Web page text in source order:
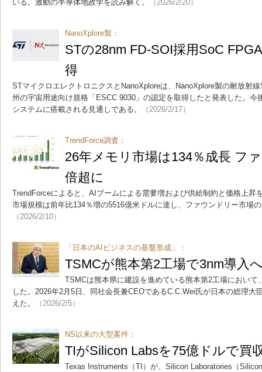
いる。激動の半導体地政学を読み解く。 （2026/2/20）
NanoXplore製：
STの28nm FD-SOI採用SoC
得
STマイクロエレクトロニクスとNanoXploreは、NanoXplore製の耐放射
州の宇宙用途向け規格「ESCC 9030」の認定を取得したと発表した。今
システムに搭載される見通しである。
（2026/2/17）
TrendForce調査：
26年メモリ市場は134％成長 フ
倍超に
TrendForceによると、AIブームによる需要増および供給制約と価格上昇
市場規模は前年比134％増の5516億米ドルに達し、ファウンドリー市場
（2026/2/10）
「日本のAIビジネスの基盤形成」：
TSMCが熊本第2工場で3nm導入
TSMCは熊本県に建設を進めている熊本第2工場において
した。2026年2月5日、同社会長兼CEOであるC.C.Wei氏が日本の総理大
えた。
（2026/2/5）
NS以来の大型案件：
TIがSilicon Labsを75億ドルで買
Texas Instruments（TI）が、Silicon Laboratories（